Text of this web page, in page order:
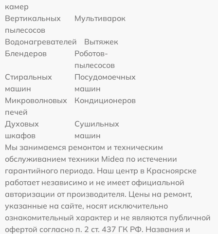
камер
Вертикальных
пылесосов
Мультиварок
Водонагревателей
Вытяжек
Блендеров
Роботов-
пылесосов
Стиральных
машин
Посудомоечных
машин
Микроволновых
печей
Кондиционеров
Духовых
шкафов
Сушильных
машин
Мы занимаемся ремонтом и техническим
обслуживанием техники Midea по истечении
гарантийного периода. Наш центр в Красноярске
работает независимо и не имеет официальной
авторизации от производителя. Цены на ремонт,
указанные на сайте, носят исключительно
ознакомительный характер и не являются публичной
офертой согласно п. 2 ст. 437 ГК РФ. Названия и